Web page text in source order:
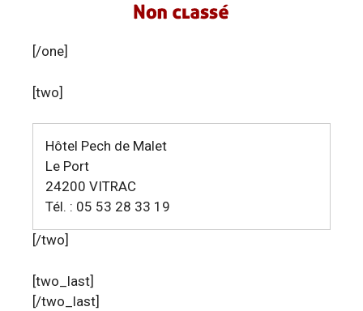
[/one]
[two]
Hôtel Pech de Malet
Le Port
24200 VITRAC
Tél. : 05 53 28 33 19
[/two]
[two_last]
[/two_last]